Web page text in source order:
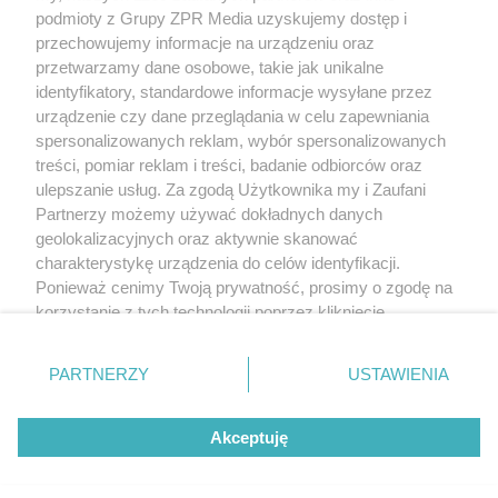
(w tym także elektroniczny lub mechaniczny) na jakimkolwiek polu
eksploatacji w jakiejkolwiek formie, włącznie z umieszczaniem w
Internecie bez pisemnej zgody właściciela praw. Jakiekolwiek użycie
lub wykorzystanie utworów w całości lub w części z naruszeniem
prawa, tzn. bez właściwej zgody, jest zabronione pod groźbą kary i
może być ścigane prawnie.
O nas
Informacje prawne
Nasze serwisy
podmioty z Grupy ZPR Media uzyskujemy dostęp i
przechowujemy informacje na urządzeniu oraz
przetwarzamy dane osobowe, takie jak unikalne
identyfikatory, standardowe informacje wysyłane przez
urządzenie czy dane przeglądania w celu zapewniania
spersonalizowanych reklam, wybór spersonalizowanych
treści, pomiar reklam i treści, badanie odbiorców oraz
ulepszanie usług. Za zgodą Użytkownika my i Zaufani
Partnerzy możemy używać dokładnych danych
geolokalizacyjnych oraz aktywnie skanować
charakterystykę urządzenia do celów identyfikacji.
Ponieważ cenimy Twoją prywatność, prosimy o zgodę na
korzystanie z tych technologii poprzez kliknięcie
zmienić/wycofać klikając przycisk ustawień prywatności
znajdujący się w lewym dolnym rogu strony
rodzaje przetwarzania danych nie wymagają zgody
użytkownika, ale masz prawo sprzeciwić się takiemu
przetwarzaniu. Preferencje będą miały zastosowanie tylko
PARTNERZY USTAWIENIA
Akceptuję